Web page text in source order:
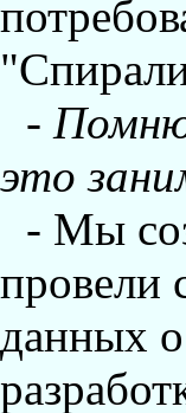
-
это
- Мы
провели
данных о